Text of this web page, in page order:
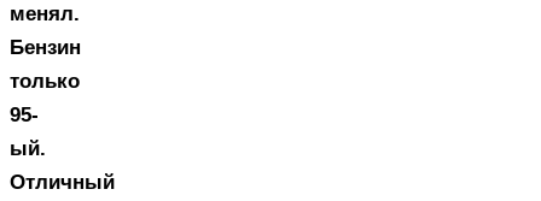
менял.
Бензин
только
95-
ый.
Отличный